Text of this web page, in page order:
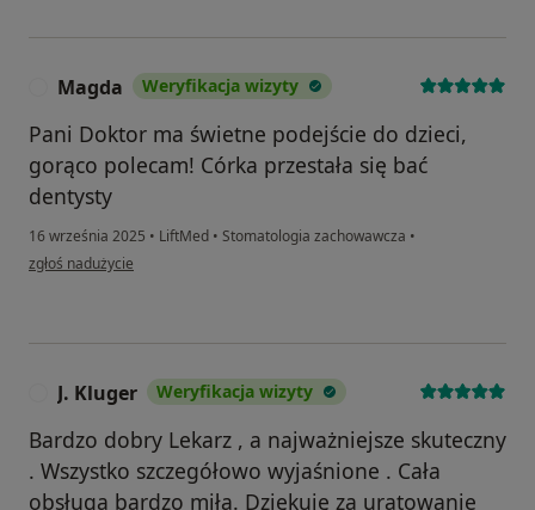
Magda Weryfikacja wizyty
Pani Doktor ma świetne podejście do dzieci,
gorąco polecam! Córka przestała się bać
dentysty
16 września 2025 • LiftMed • Stomatologia zachowawcza •
w opinii użytkownika Magda
zgłoś nadużycie
J. Kluger Weryfikacja wizyty
Bardzo dobry Lekarz , a najważniejsze skuteczny
. Wszystko szczegółowo wyjaśnione . Cała
obsługa bardzo miła. Dziękuję za uratowanie